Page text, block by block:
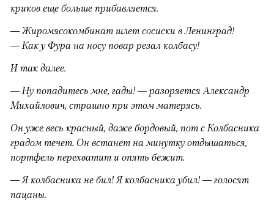
криков еще больше прибавляется.
— Жиромясокомбинат шлет сосиски в Ленинград!
— Как у Фура на носу повар резал колбасу!
И так далее.
— Ну попадитесь мне, гады! — разоряется Александр
Михайлович, страшно при этом матерясь.
Он уже весь красный, даже бордовый, пот с Колбасника
градом течет. Он встанет на минутку отдышаться,
портфель перехватит и опять бежит.
— Я колбасника не бил! Я колбасника убил! — голосят
пацаны.